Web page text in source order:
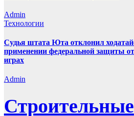
Admin
Технологии
Судья штата Юта отклонил
применении федеральной защиты
играх
Admin
Строительные